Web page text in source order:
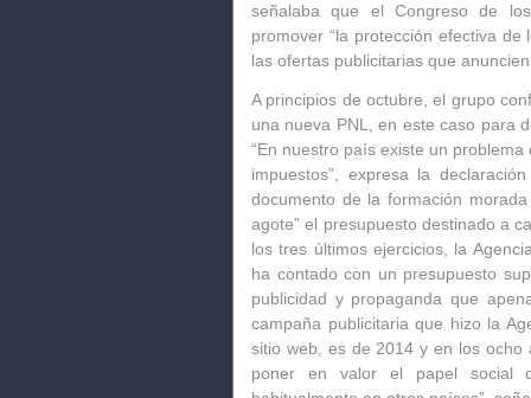
señalaba que el Congreso de
promover “la protección efectiva
las ofertas publicitarias que
A principios de octubre, el grupo
una nueva PNL, en este caso para
“En nuestro país existe un
impuestos”, expresa la
documento de la formación
agote” el presupuesto destinado a
los tres últimos ejercicios, la
ha contado con un presupuesto
publicidad y propagandaque
campaña publicitaria que hizo la
sitio web, es de 2014 y en los
poner en valor el papel social